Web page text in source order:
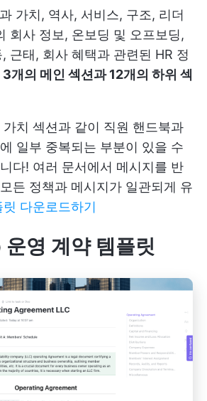
가치, 역사, 서비스, 구조, 리더
회사 정보, 온보딩 및 오프보딩,
근태, 회사 혜택과 관련된 HR 정
3개의 메인 섹션과 12개의 하위 섹
치 섹션과 같이 직원 핸드북과
일부 중복되는 부분이 있을 수
다! 여러 문서에서 메시지를 반
든 정책과 메시지가 일관되게 유
릿 다운로드하기
영 계약 템플릿